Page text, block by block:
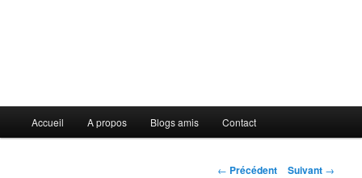
principal
Accueil A propos Blogs amis Contact
Navigation
← Précédent Suivant →